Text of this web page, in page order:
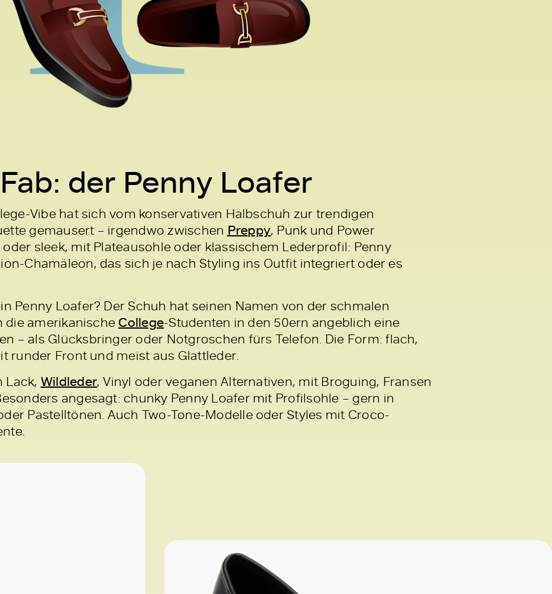
der Penny Loafer
Vibe hat sich vom konservativen Halbschuh zur trendigen
gemausert – irgendwo zwischen Preppy, Punk und Power
sleek, mit Plateausohle oder klassischem Lederprofil: Penny
Chamäleon, das sich je nach Styling ins Outfit integriert oder es
Penny Loafer? Der Schuh hat seinen Namen von der schmalen
die amerikanische College-Studenten in den 50ern angeblich eine
– als Glücksbringer oder Notgroschen fürs Telefon. Die Form: flach,
runder Front und meist aus Glattleder.
Lack, Wildleder, Vinyl oder veganen Alternativen, mit Broguing, Fransen
angesagt: chunky Penny Loafer mit Profilsohle – gern in
Pastelltönen. Auch Two-Tone-Modelle oder Styles mit Croco-